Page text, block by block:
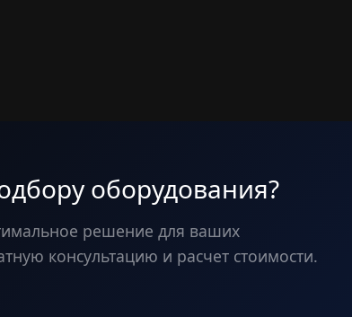
оборудования?
решение для ваших
консультацию и расчет стоимости.